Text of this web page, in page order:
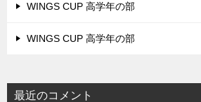
WINGS CUP 高学年の部
WINGS CUP 高学年の部
最近のコメント